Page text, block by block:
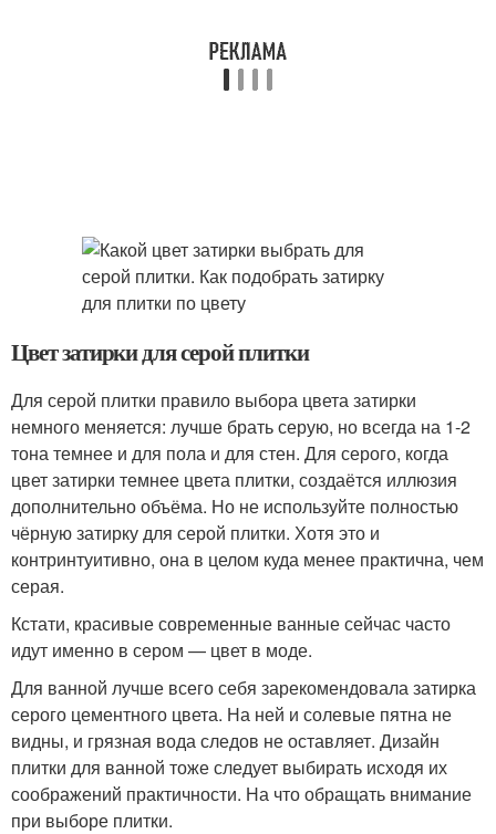
Цвет затирки для серой плитки
Для серой плитки правило выбора цвета затирки
немного меняется: лучше брать серую, но всегда на 1-2
тона темнее и для пола и для стен. Для серого, когда
цвет затирки темнее цвета плитки, создаётся иллюзия
дополнительно объёма. Но не используйте полностью
чёрную затирку для серой плитки. Хотя это и
контринтуитивно, она в целом куда менее практична, чем
серая.
Кстати, красивые современные ванные сейчас часто
идут именно в сером — цвет в моде.
Для ванной лучше всего себя зарекомендовала затирка
серого цементного цвета. На ней и солевые пятна не
видны, и грязная вода следов не оставляет. Дизайн
плитки для ванной тоже следует выбирать исходя их
соображений практичности. На что обращать внимание
при выборе плитки.